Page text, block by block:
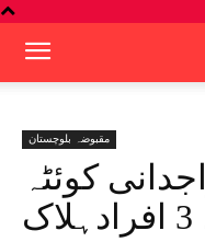
مقبوضہ بلوچستان
کوئٹہ